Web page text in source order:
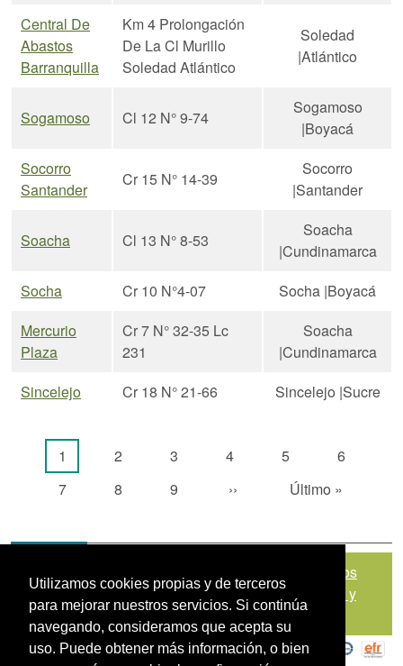
Utilizamos cookies propias y de terceros
para mejorar nuestros servicios. Si continúa
navegando, consideramos que acepta su
uso. Puede obtener más información, o bien
Central De
Abastos
Barranquilla
Km 4 Prolongación
De La Cl Murillo
Soledad Atlántico
Soledad
|Atlántico
Sogamoso Cl 12 N° 9-74
Sogamoso
|Boyacá
Socorro
Santander
Cr 15 N° 14-39
Socorro
|Santander
Soacha Cl 13 N° 8-53
Soacha
|Cundinamarca
Socha
Cr 10 N°4-07
Socha |Boyacá
Mercurio
Plaza
Cr 7 N° 32-35 Lc
231
Soacha
|Cundinamarca
Sincelejo
Cr 18 N° 21-66 Sincelejo |Sucre
PaginaciónPágina actual
1 Página
2 Página
3 Página
4 Página
5 Página
6
Página
7 Página
8 Página
9 Siguiente página
›› Última página
Último »
Política de Tratamiento de Datos
Personales|Políticas de Seguridad, Términos y
Condiciones de Uso